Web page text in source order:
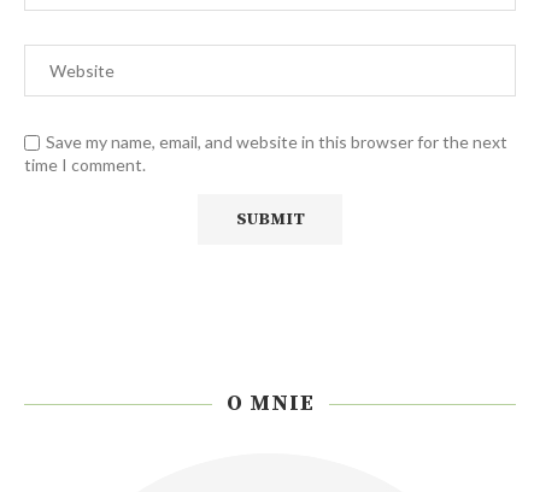
Save my name, email, and website in this browser for the next
time I comment.
O MNIE